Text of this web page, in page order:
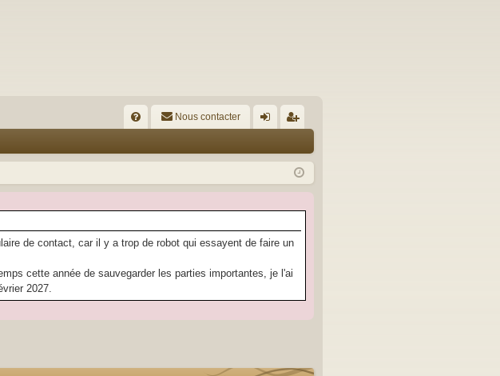
Q
Nous contacter
ne
on
nr
ist
de contact, car il y a trop de robot qui essayent de faire un
cette année de sauvegarder les parties importantes, je l'ai
2027.